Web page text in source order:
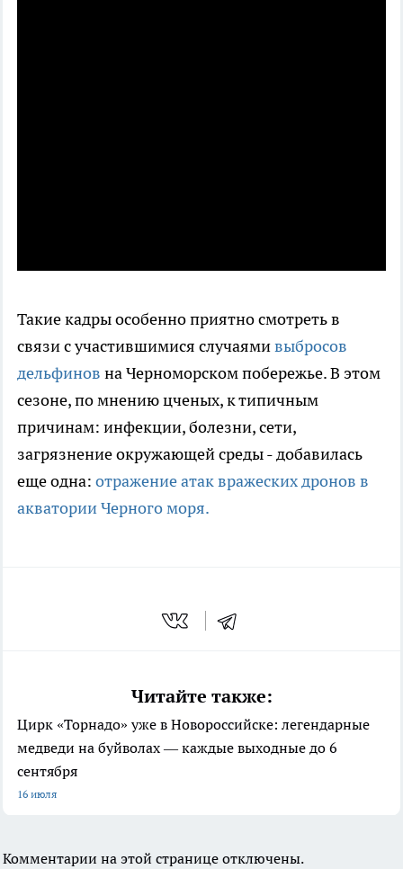
Такие кадры особенно приятно смотреть в
связи с участившимися случаямивыбросов
дельфинов на Черноморском побережье. В этом
сезоне, по мнению цченых, к типичным
причинам: инфекции, болезни, сети,
загрязнение окружающей среды - добавилась
еще одна: отражение атак вражеских дронов в
акватории Черного моря.
Читайте также:
Цирк «Торнадо» уже в Новороссийске: легендарные
медведи на буйволах — каждые выходные до 6
сентября
16 июля
Комментарии на этой странице отключены.